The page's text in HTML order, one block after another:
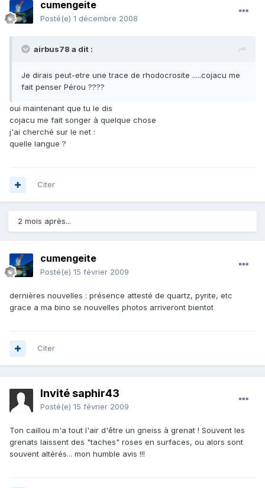
cumengeite
Posté(e) 1 décembre 2008
airbus78 a dit :
Je dirais peut-etre une trace de rhodocrosite .....cojacu me
fait penser Pérou ????
oui maintenant que tu le dis
cojacu me fait songer à quelque chose
j'ai cherché sur le net :
quelle langue ?
Citer
2 mois après...
cumengeite
Posté(e) 15 février 2009
dernières nouvelles : présence attesté de quartz, pyrite, etc
grace a ma bino se nouvelles photos arriveront bientot
Citer
Invité saphir43
Posté(e) 15 février 2009
Ton caillou m'a tout l'air d'être un gneiss à grenat ! Souvent les
grenats laissent des "taches" roses en surfaces, ou alors sont
souvent altérés... mon humble avis !!!